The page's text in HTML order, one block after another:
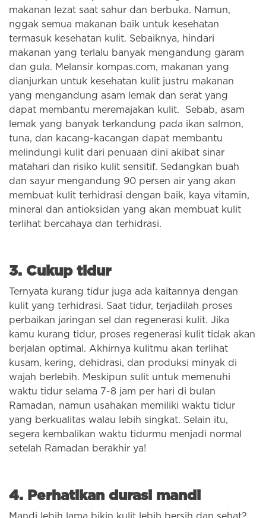
makanan lezat saat sahur dan berbuka. Namun,
nggak semua makanan baik untuk kesehatan
termasuk kesehatan kulit. Sebaiknya, hindari
makanan yang terlalu banyak mengandung garam
dan gula. Melansir kompas.com, makanan yang
dianjurkan untuk kesehatan kulit justru makanan
yang mengandung asam lemak dan serat yang
dapat membantu meremajakan kulit. Sebab, asam
lemak yang banyak terkandung pada ikan salmon,
tuna, dan kacang-kacangan dapat membantu
melindungi kulit dari penuaan dini akibat sinar
matahari dan risiko kulit sensitif. Sedangkan buah
dan sayur mengandung 90 persen air yang akan
membuat kulit terhidrasi dengan baik, kaya vitamin,
mineral dan antioksidan yang akan membuat kulit
terlihat bercahaya dan terhidrasi.
3. Cukup tidur
Ternyata kurang tidur juga ada kaitannya dengan
kulit yang terhidrasi. Saat tidur, terjadilah proses
perbaikan jaringan sel dan regenerasi kulit. Jika
kamu kurang tidur, proses regenerasi kulit tidak akan
berjalan optimal. Akhirnya kulitmu akan terlihat
kusam, kering, dehidrasi, dan produksi minyak di
wajah berlebih. Meskipun sulit untuk memenuhi
waktu tidur selama 7-8 jam per hari di bulan
Ramadan, namun usahakan memiliki waktu tidur
yang berkualitas walau lebih singkat. Selain itu,
segera kembalikan waktu tidurmu menjadi normal
setelah Ramadan berakhir ya!
4. Perhatikan durasi mandi